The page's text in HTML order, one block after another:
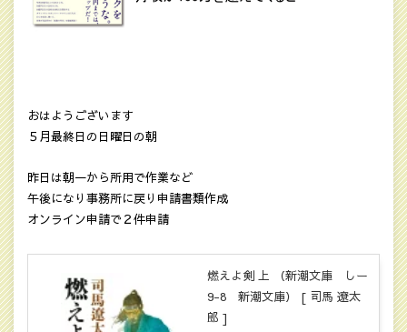
おはようございます
５月最終日の日曜日の朝
昨日は朝一から所用で作業など
午後になり事務所に戻り申請書類作成
オンライン申請で２件申請
燃えよ剣 上 （新潮文庫 しー
9-8 新潮文庫） [ 司馬 遼太
郎 ]